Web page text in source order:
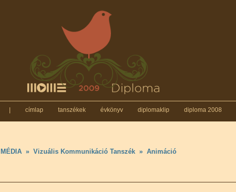
címlap tanszékek évkönyv diplomaklip diploma 2008
MÉDIA » Vizuális Kommunikáció Tanszék » Animáció